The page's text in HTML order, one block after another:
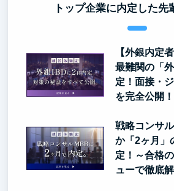
トップ企業に内定した先
【外銀内定
最難関の「
定！面接・
を完全公開！
戦略コンサ
か「2ヶ月」
定！～合格
ューで徹底